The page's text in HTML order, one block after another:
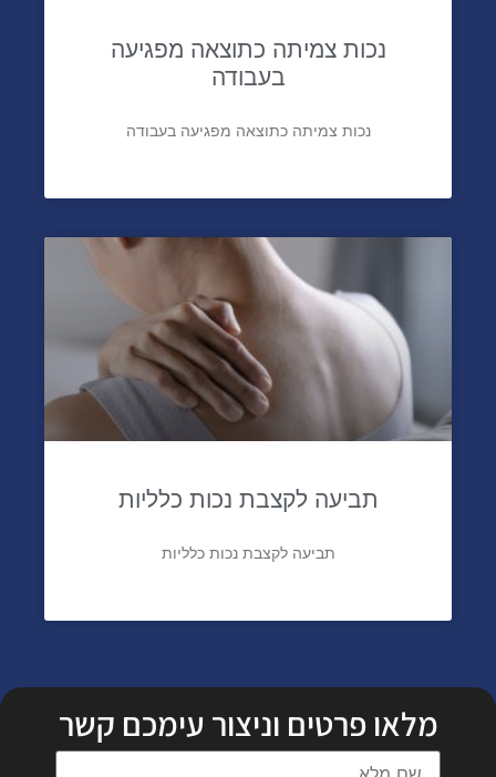
נכות צמיתה כתוצאה מפגיעה
בעבודה
נכות צמיתה כתוצאה מפגיעה בעבודה
תביעה לקצבת נכות כלליות
תביעה לקצבת נכות כלליות
מלאו פרטים וניצור עימכם קשר